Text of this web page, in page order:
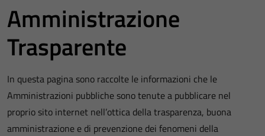
Amministrazione
Trasparente
In questa pagina sono raccolte le informazioni che le
Amministrazioni pubbliche sono tenute a pubblicare nel
proprio sito internet nell’ottica della trasparenza, buona
amministrazione e di prevenzione dei fenomeni della